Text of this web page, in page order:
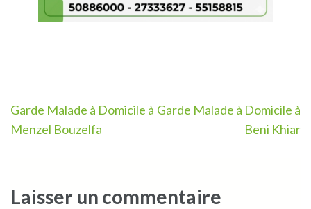
Navigation
de
Garde Malade à Domicile à
Menzel Bouzelfa
Garde Malade à Domicile à
Beni Khiar
Laisser un commentaire